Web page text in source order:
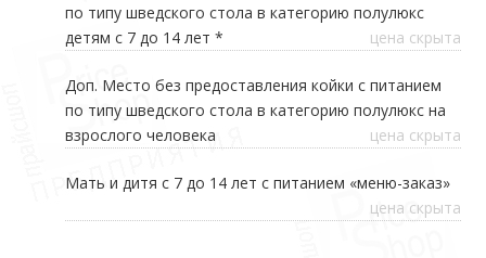
по типу шведского стола в категорию полулюкс
детям с 7 до 14 лет *
цена скрыта
Доп. Место без предоставления койки с питанием
по типу шведского стола в категорию полулюкс на
взрослого человека
цена скрыта
Мать и дитя с 7 до 14 лет с питанием «меню-заказ»
цена скрыта